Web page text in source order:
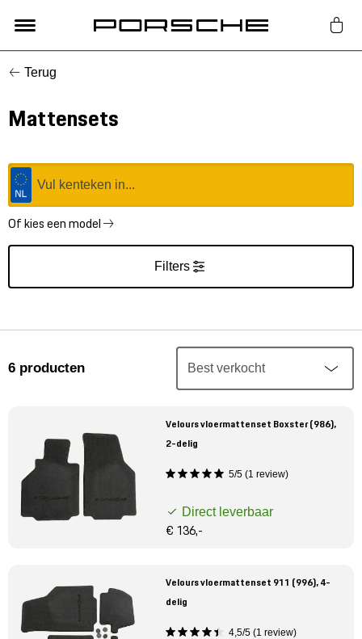
Lifestyle
Auto Accessoires
Classic
Nieuw
Mijn account
Meer Porsche
Porsche informatie
Terug
Mattensets
Of kies een model
Filters
6 producten
Velours vloermattenset Boxster (986),
2-delig
5/5 (1 review)
Direct leverbaar
€ 136,-
Velours vloermattenset 911 (996), 4-
delig
4,5/5 (1 review)